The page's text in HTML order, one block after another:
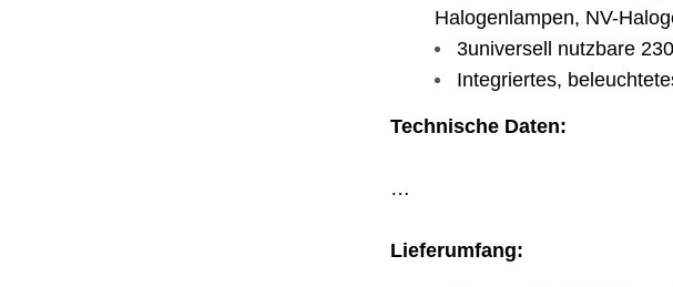
Halogenlampen, NV-
3universell nutzbare
Integriertes,
Technische Daten:
…
Lieferumfang: